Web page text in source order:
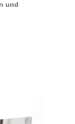
und